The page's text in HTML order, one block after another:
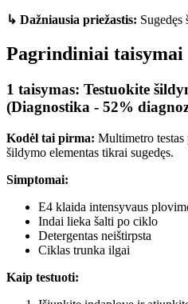
↳ Dažniausia priežastis: Sugedęs
Pagrindiniai taisymai
1 taisymas: Testuokite
(Diagnostika - 52%
Kodėl tai pirma: Multimetro
šildymo elementas tikrai sugedęs.
Simptomai:
E4 klaida intensyvaus
Indai lieka šalti po ciklo
Detergentas neištirpsta
Ciklas trunka ilgai
Kaip testuoti: